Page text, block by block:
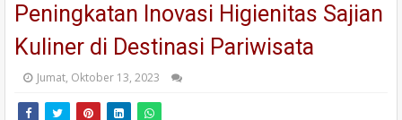
Peningkatan Inovasi Higienitas Sajian
Kuliner di Destinasi Pariwisata
Jumat, Oktober 13, 2023